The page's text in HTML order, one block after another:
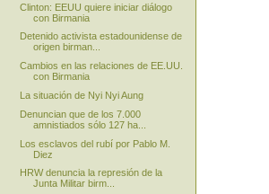
Clinton: EEUU quiere iniciar diálogo
con Birmania
Detenido activista estadounidense de
origen birman...
Cambios en las relaciones de EE.UU.
con Birmania
La situación de Nyi Nyi Aung
Denuncian que de los 7.000
amnistiados sólo 127 ha...
Los esclavos del rubí por Pablo M.
Diez
HRW denuncia la represión de la
Junta Militar birm...